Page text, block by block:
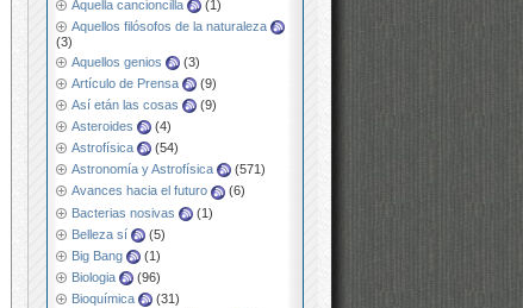
Aquella cancioncilla
(1)
Aquellos filósofos de la naturaleza
(3)
Aquellos genios
(3)
Artículo de Prensa
(9)
Así etán las cosas
(9)
Asteroides
(4)
Astrofísica
(54)
Astronomía y Astrofísica
(571)
Avances hacia el futuro
(6)
Bacterias nosivas
(1)
Belleza sí
(5)
Big Bang
(1)
Biologia
(96)
Bioquímica
(31)